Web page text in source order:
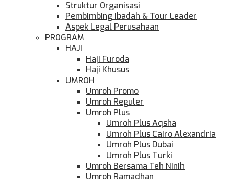
Struktur Organisasi
Pembimbing Ibadah & Tour Leader
Aspek Legal Perusahaan
PROGRAM
HAJI
Haji Furoda
Haji Khusus
UMROH
Umroh Promo
Umroh Reguler
Umroh Plus
Umroh Plus Aqsha
Umroh Plus Cairo Alexandria
Umroh Plus Dubai
Umroh Plus Turki
Umroh Bersama Teh Ninih
Umroh Ramadhan